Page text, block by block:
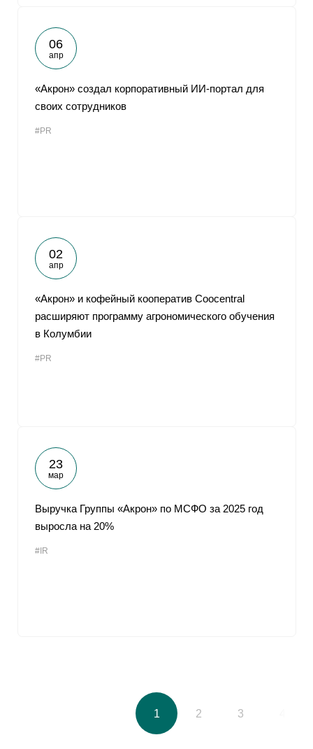
06
апр
«Акрон» создал корпоративный ИИ-портал для
своих сотрудников
#PR
02
апр
«Акрон» и кофейный кооператив Coocentral
расширяют программу агрономического обучения
в Колумбии
#PR
23
мар
Выручка Группы «Акрон» по МСФО за 2025 год
выросла на 20%
#IR
1 2 3